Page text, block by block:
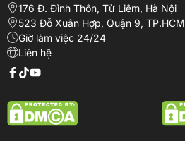
176 Đ. Đình Thôn, Từ Liêm, Hà Nội
523 Đỗ Xuân Hợp, Quận 9, TP.HCM
Giờ làm việc 24/24
Liên hệ